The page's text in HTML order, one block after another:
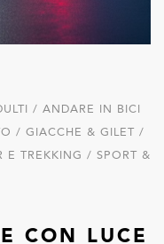
/ ANDARE IN BICI
/ GIACCHE & GILET /
E TREKKING / SPORT &
CON LUCE